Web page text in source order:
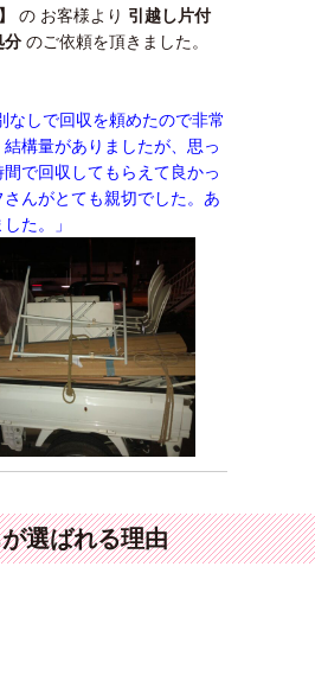
の お客様より 引越し片付
分 のご依頼を頂きました。
なしで回収を頼めたので非常
構量がありましたが、思っ
で回収してもらえて良かっ
んがとても親切でした。あ
た。」
選ばれる理由